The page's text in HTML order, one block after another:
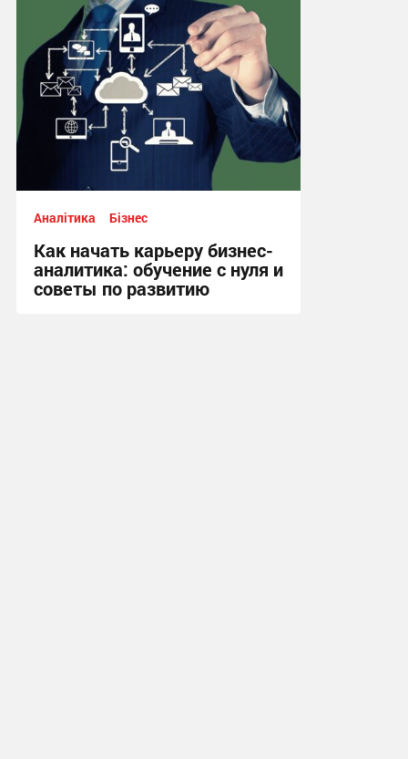
Аналітика Бізнес
Как начать карьеру бизнес-
аналитика: обучение с нуля и
советы по развитию